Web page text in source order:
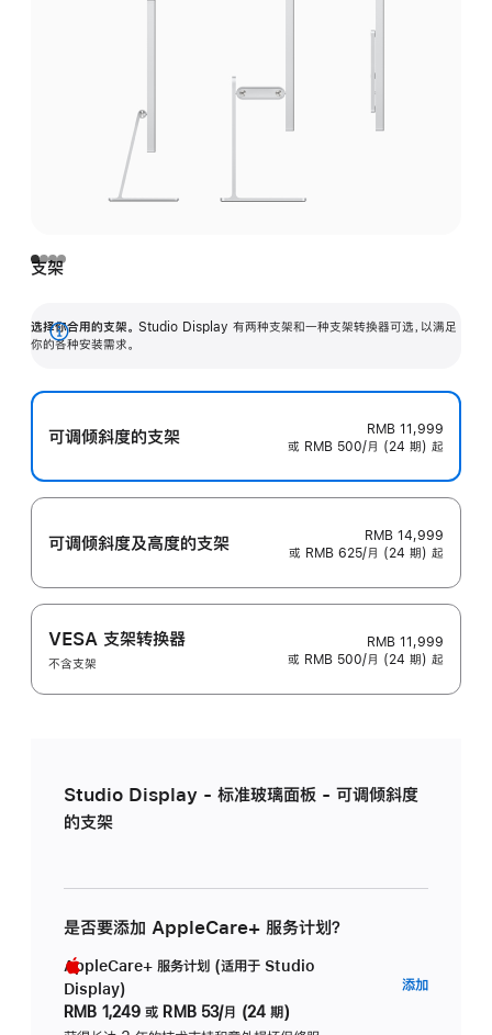
支架
选择你合用的支架。 Studio Display 有两种支架和一种支架转换器可选，以满足
你的各种安装需求。
展
可调倾斜度的支架
RMB 11,999
或 RMB 500/月 (24 期) 起
可调倾斜度及高‍度的支‍架
RMB 14,999
或 RMB 625/月 (24 期) 起
VESA 支架转换器
不含支架
RMB 11,999
或 RMB 500/月 (24 期) 起
Studio Display - 标准玻璃面板 - 可调倾斜度
的支架
是否要添加 AppleCare+ 服务计划？
AppleCare+ 服务计划 (适用于 Studio
Display)
RMB 1,249 或 RMB 53/月 (24 期)
添加